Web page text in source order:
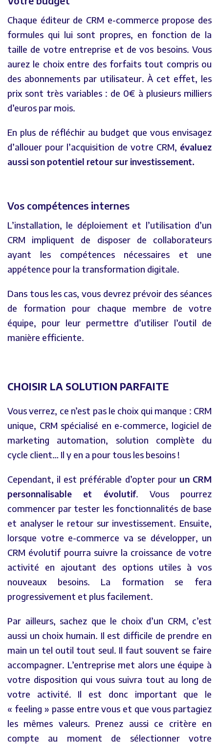
Chaque éditeur de CRM e-commerce propose des
formules qui lui sont propres, en fonction de la
taille de votre entreprise et de vos besoins. Vous
aurez le choix entre des forfaits tout compris ou
des abonnements par utilisateur. À cet effet, les
prix sont très variables : de 0€ à plusieurs milliers
d’euros par mois.
En plus de réfléchir au budget que vous envisagez
d’allouer pour l’acquisition de votre CRM, évaluez
aussi son potentiel retour sur investissement.
Vos compétences internes
L’installation, le déploiement et l’utilisation d’un
CRM impliquent de disposer de collaborateurs
ayant les compétences nécessaires et une
appétence pour la transformation digitale.
Dans tous les cas, vous devrez prévoir des séances
de formation pour chaque membre de votre
équipe, pour leur permettre d’utiliser l’outil de
manière efficiente.
CHOISIR LA SOLUTION PARFAITE
Vous verrez, ce n’est pas le choix qui manque : CRM
unique, CRM spécialisé en e-commerce, logiciel de
marketing automation, solution complète du
cycle client… Il y en a pour tous les besoins !
Cependant, il est préférable d’opter pour un CRM
personnalisable et évolutif. Vous pourrez
commencer par tester les fonctionnalités de base
et analyser le retour sur investissement. Ensuite,
lorsque votre e-commerce va se développer, un
CRM évolutif pourra suivre la croissance de votre
activité en ajoutant des options utiles à vos
nouveaux besoins. La formation se fera
progressivement et plus facilement.
Par ailleurs, sachez que le choix d’un CRM, c’est
aussi un choix humain. Il est difficile de prendre en
main un tel outil tout seul. Il faut souvent se faire
accompagner. L’entreprise met alors une équipe à
votre disposition qui vous suivra tout au long de
votre activité. Il est donc important que le
« feeling » passe entre vous et que vous partagiez
les mêmes valeurs. Prenez aussi ce critère en
compte au moment de sélectionner votre